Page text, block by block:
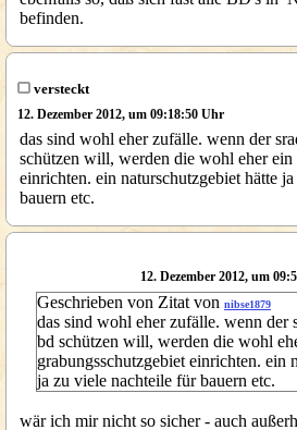
befinden.
versteckt
12. Dezember 2012, um 09:18:50 Uhr
das sind wohl eher zufälle. wenn der
schützen will, werden die wohl eher ein
einrichten. ein naturschutzgebiet hätte
bauern etc.
12. Dezember 2012, um
Geschrieben von Zitat von nibse1879
das sind wohl eher zufälle. wenn der
bd schützen will, werden die wohl
grabungsschutzgebiet einrichten. ein
ja zu viele nachteile für bauern etc.
wär ich mir nicht so sicher - auch